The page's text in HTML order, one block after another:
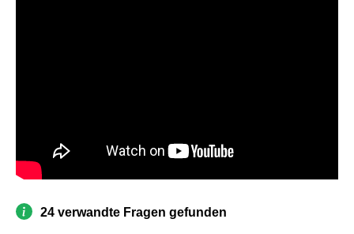
24 verwandte Fragen gefunden